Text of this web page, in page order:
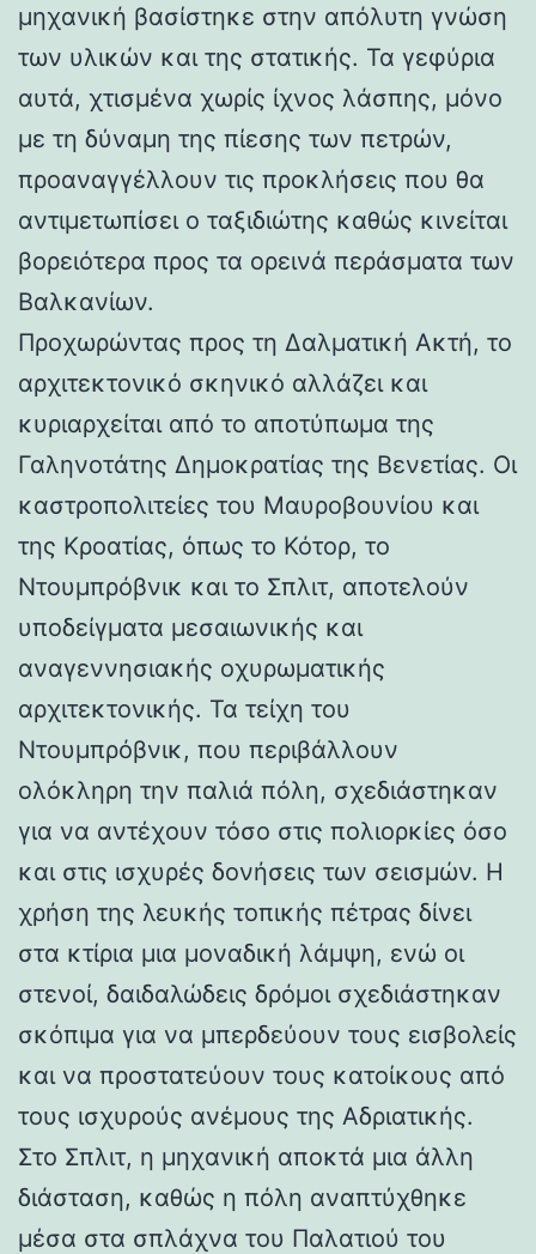
μηχανική βασίστηκε στην απόλυτη γνώση
των υλικών και της στατικής. Τα γεφύρια
αυτά, χτισμένα χωρίς ίχνος λάσπης, μόνο
με τη δύναμη της πίεσης των πετρών,
προαναγγέλλουν τις προκλήσεις που θα
αντιμετωπίσει ο ταξιδιώτης καθώς κινείται
βορειότερα προς τα ορεινά περάσματα των
Βαλκανίων.
Προχωρώντας προς τη Δαλματική Ακτή, το
αρχιτεκτονικό σκηνικό αλλάζει και
κυριαρχείται από το αποτύπωμα της
Γαληνοτάτης Δημοκρατίας της Βενετίας. Οι
καστροπολιτείες του Μαυροβουνίου και
της Κροατίας, όπως το Κότορ, το
Ντουμπρόβνικ και το Σπλιτ, αποτελούν
υποδείγματα μεσαιωνικής και
αναγεννησιακής οχυρωματικής
αρχιτεκτονικής. Τα τείχη του
Ντουμπρόβνικ, που περιβάλλουν
ολόκληρη την παλιά πόλη, σχεδιάστηκαν
για να αντέχουν τόσο στις πολιορκίες όσο
και στις ισχυρές δονήσεις των σεισμών. Η
χρήση της λευκής τοπικής πέτρας δίνει
στα κτίρια μια μοναδική λάμψη, ενώ οι
στενοί, δαιδαλώδεις δρόμοι σχεδιάστηκαν
σκόπιμα για να μπερδεύουν τους εισβολείς
και να προστατεύουν τους κατοίκους από
τους ισχυρούς ανέμους της Αδριατικής.
Στο Σπλιτ, η μηχανική αποκτά μια άλλη
διάσταση, καθώς η πόλη αναπτύχθηκε
μέσα στα σπλάχνα του Παλατιού του